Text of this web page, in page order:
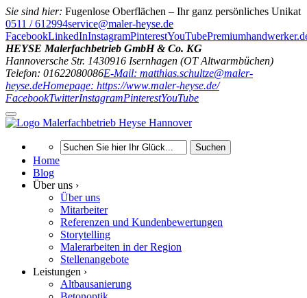
Sie sind hier: Fugenlose Oberflächen – Ihr ganz persönliches Unikat
0511 / 612994service@maler-heyse.de
FacebookLinkedInInstagramPinterestYouTube
HEYSE Malerfachbetrieb GmbH & Co. KG
Hannoversche Str. 1430916 Isernhagen (OT Altwarmbüchen)
Telefon: 01622080086E-Mail: matthias.schultze@maler-
heyse.deHomepage: https://www.maler-heyse.de/
FacebookTwitterInstagramPinterestYouTube
Suchen
Home
Blog
Über uns ›
Über uns
Mitarbeiter
Referenzen und Kundenbewertungen
Storytelling
Malerarbeiten in der Region
Stellenangebote
Leistungen ›
Altbausanierung